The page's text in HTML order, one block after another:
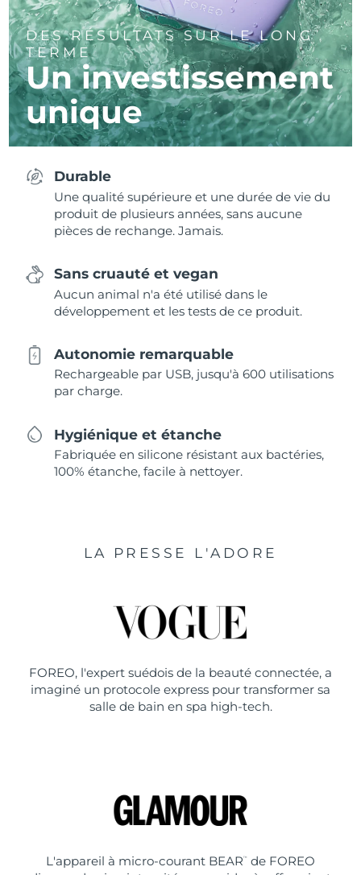
DES RÉSULTATS SUR LE LONG
TERME
Un investissement
unique
Durable
Une qualité supérieure et une durée de vie du
produit de plusieurs années, sans aucune
pièces de rechange. Jamais.
Sans cruauté et vegan
Aucun animal n'a été utilisé dans le
développement et les tests de ce produit.
Autonomie remarquable
Rechargeable par USB, jusqu'à 600 utilisations
par charge.
Hygiénique et étanche
Fabriquée en silicone résistant aux bactéries,
100% étanche, facile à nettoyer.
LA PRESSE L'ADORE
FOREO, l'expert suédois de la beauté connectée, a
imaginé un protocole express pour transformer sa
salle de bain en spa high-tech.
L'appareil à micro-courant BEAR ™
de FOREO